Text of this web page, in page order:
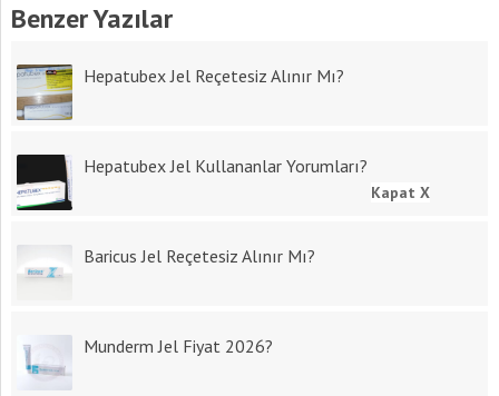
Benzer Yazılar
Hepatubex Jel Reçetesiz Alınır Mı?
Hepatubex Jel Kullananlar Yorumları?
Baricus Jel Reçetesiz Alınır Mı?
Munderm Jel Fiyat 2026?
Kapat X